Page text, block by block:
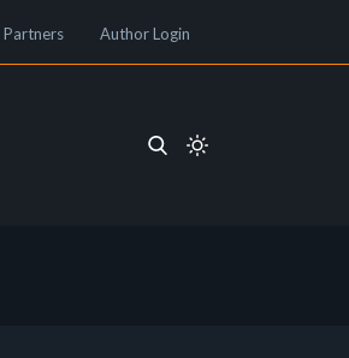
Partners Author Login